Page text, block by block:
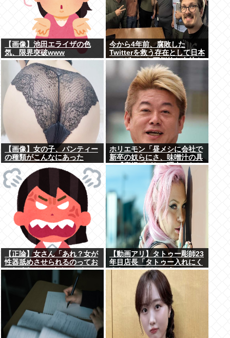
【画像】池田エライザの色
気、限界突破www
今から4年前、腐敗した
Twitterを救う存在として日本
ユーザーから圧倒的な支持を
受けた男たちの姿がこれ
【画像】女の子、パンティー
の種類がこんなにあった
ホリエモン「昼メシに会社で
新卒の奴らにさ、味噌汁の具
に『唐揚げがない理由』わか
るか？って聞いたの」
【正論】女さん「あれ？女が
性器舐めさせられるのってお
かしくね？」6まんいいね
【動画アリ】タトゥー彫師23
年目店長「タトゥー入れにく
るやつ99%バカです」←こ